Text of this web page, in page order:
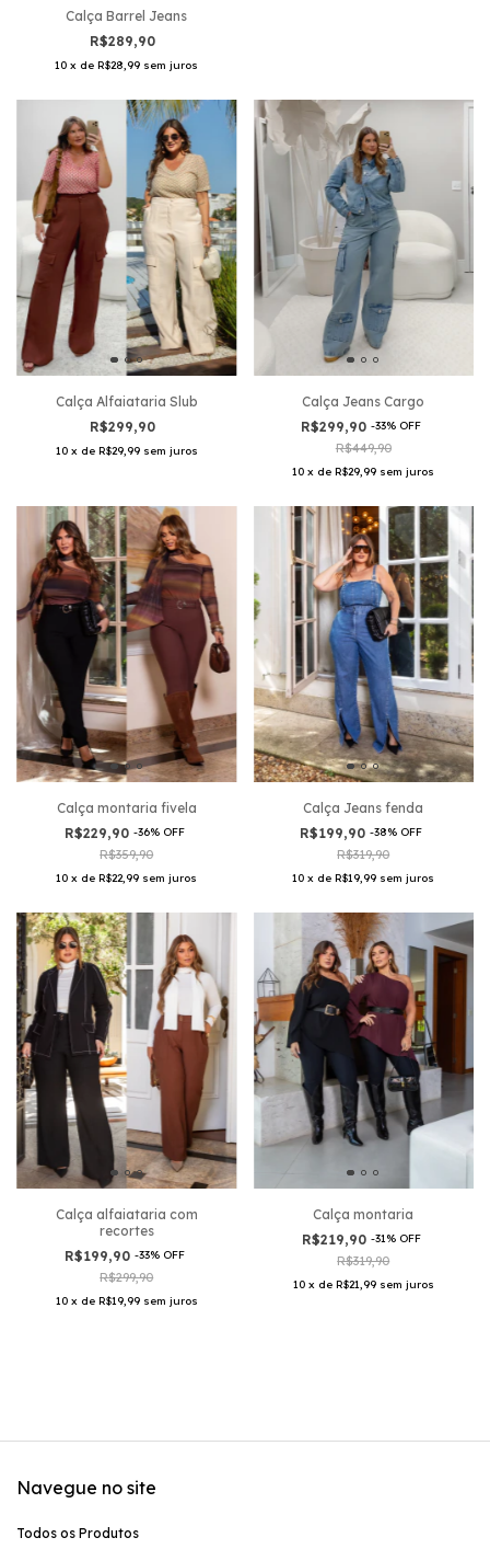
Calça Barrel Jeans
R$289,90
10 x deR$28,99 sem juros
Calça Alfaiataria Slub
R$299,90
10 x de R$29,99 sem juros
Calça Jeans Cargo
R$299,90-33% OFF
R$449,90
10 x deR$29,99 sem juros
Calça montaria fivela
R$229,90 -36% OFF
R$359,90
10 x deR$22,99 sem juros
Calça Jeans fenda
R$199,90-38% OFF
R$319,90
10 x deR$19,99 sem juros
Calça alfaiataria com
recortes
R$199,90 -33% OFF
R$299,90
10 x de R$19,99 sem juros
Calça montaria
R$219,90 -31% OFF
R$319,90
10 x de R$21,99 sem juros
Navegue no site
Todos os Produtos